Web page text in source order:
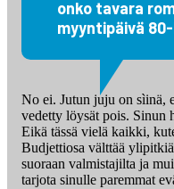
onko tavara
myyntipäivä
No ei. Jutun juju on sìinä,
vedetty löysät pois. Sinun
Eikä tässä vielä kaikki,
Budjettiosa välttää
suoraan valmistajilta ja
tarjota sinulle paremmat